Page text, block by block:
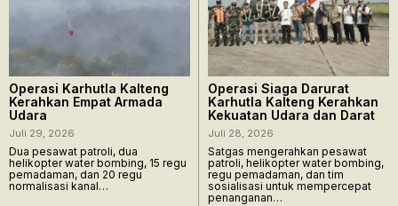
Operasi Karhutla Kalteng
Kerahkan Empat Armada
Udara
Juli 29, 2026
Dua pesawat patroli, dua
helikopter water bombing, 15 regu
pemadaman, dan 20 regu
normalisasi kanal…
Operasi Siaga Darurat
Karhutla Kalteng Kerahkan
Kekuatan Udara dan Darat
Juli 28, 2026
Satgas mengerahkan pesawat
patroli, helikopter water bombing,
regu pemadaman, dan tim
sosialisasi untuk mempercepat
penanganan…